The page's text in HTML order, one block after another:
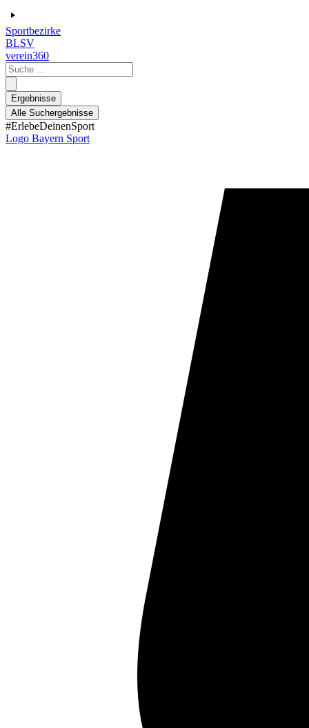
Sportbezirke
BLSV
verein360
Search
...
Ergebnisse
Alle Suchergebnisse
#ErlebeDeinenSport
Logo Bayern Sport